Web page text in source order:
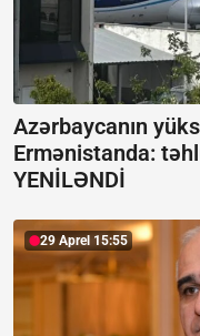
Azərbaycanın
Ermənistanda:
YENİLƏNDİ
29 Aprel 15:55